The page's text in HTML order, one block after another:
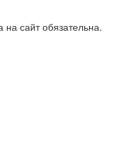
сайт обязательна.